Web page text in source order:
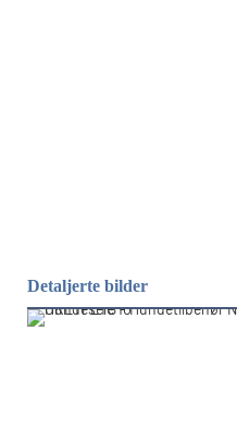
Detaljerte bilder